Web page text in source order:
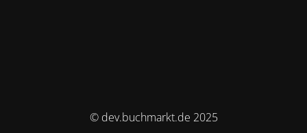
© dev.buchmarkt.de 2025